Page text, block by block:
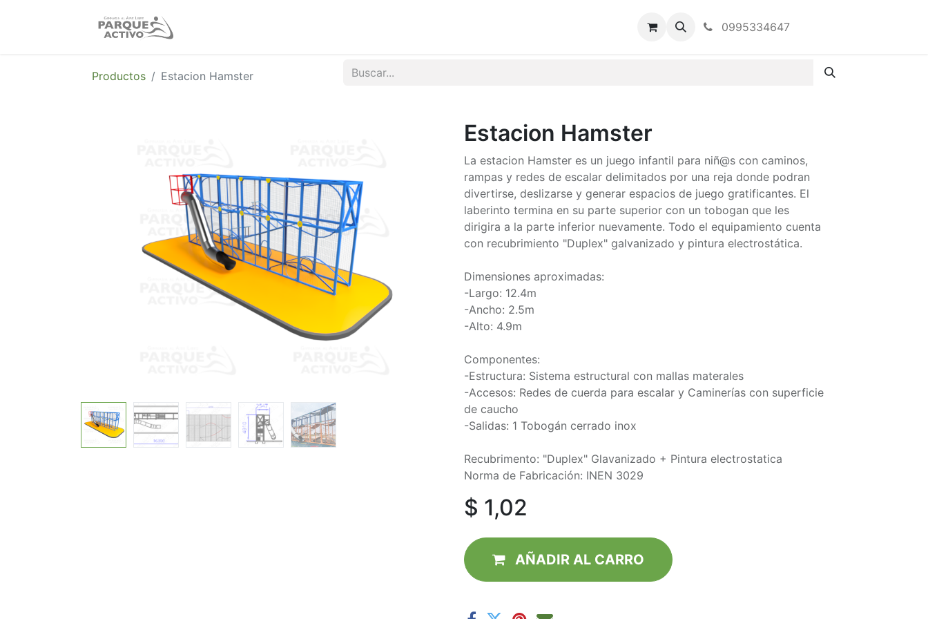
0995334647
Productos Estacion Hamster
Estacion Hamster
La estacion Hamster es un juego infantil para niñ@s con caminos,
rampas y redes de escalar delimitados por una reja donde podran
divertirse, deslizarse y generar espacios de juego gratificantes. El
laberinto termina en su parte superior con un tobogan que les
dirigira a la parte inferior nuevamente. Todo el equipamiento cuenta
con recubrimiento "Duplex" galvanizado y pintura electrostática.
Dimensiones aproximadas:
-Largo: 12.4m
-Ancho: 2.5m
-Alto: 4.9m
Componentes:
-Estructura: Sistema estructural con mallas materales
-Accesos: Redes de cuerda para escalar y Caminerías con superficie
de caucho
-Salidas: 1 Tobogán cerrado inox
Recubrimento: "Duplex" Glavanizado + Pintura electrostatica
Norma de Fabricación: INEN 3029
$ 1,02
AÑADIR AL CAR​RO